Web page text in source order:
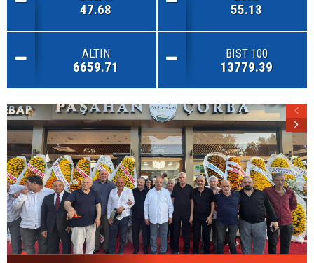
47.68 55.13
ALTIN
6659.71
BIST 100
13779.39